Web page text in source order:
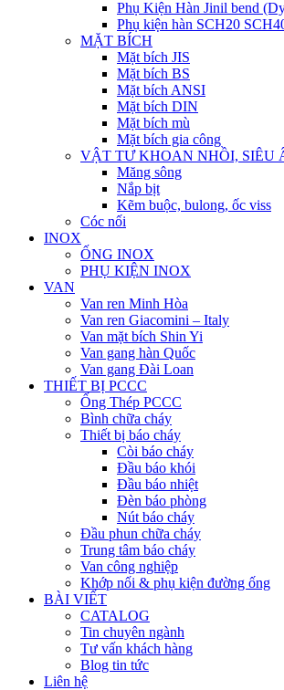
Phụ Kiện Hàn Jinil bend
Phụ kiện hàn SCH20
MẶT BÍCH
Mặt bích JIS
Mặt bích BS
Mặt bích ANSI
Mặt bích DIN
Mặt bích mù
Mặt bích gia công
VẬT TƯ KHOAN NHỒI, SIÊU
Măng sông
Nắp bịt
Kẽm buộc, bulong, ốc viss
Cóc nối
INOX
ỐNG INOX
PHỤ KIỆN INOX
VAN
Van ren Minh Hòa
Van ren Giacomini – Italy
Van mặt bích Shin Yi
Van gang hàn Quốc
Van gang Đài Loan
THIẾT BỊ PCCC
Ống Thép PCCC
Bình chữa cháy
Thiết bị báo cháy
Còi báo cháy
Đầu báo khói
Đầu báo nhiệt
Đèn báo phòng
Nút báo cháy
Đầu phun chữa cháy
Trung tâm báo cháy
Van công nghiệp
Khớp nối & phụ kiện đường ống
BÀI VIẾT
CATALOG
Tin chuyên ngành
Tư vấn khách hàng
Blog tin tức
Liên hệ